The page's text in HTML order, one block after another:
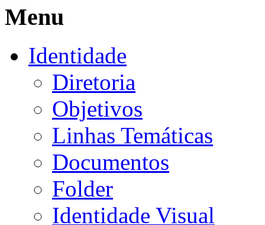
Menu
Identidade
Diretoria
Objetivos
Linhas Temáticas
Documentos
Folder
Identidade Visual